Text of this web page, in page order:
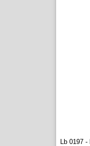
Lb 0197 -